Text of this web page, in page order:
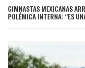
GIMNASTAS MEXICANAS
POLÉMICA INTERNA: “ES